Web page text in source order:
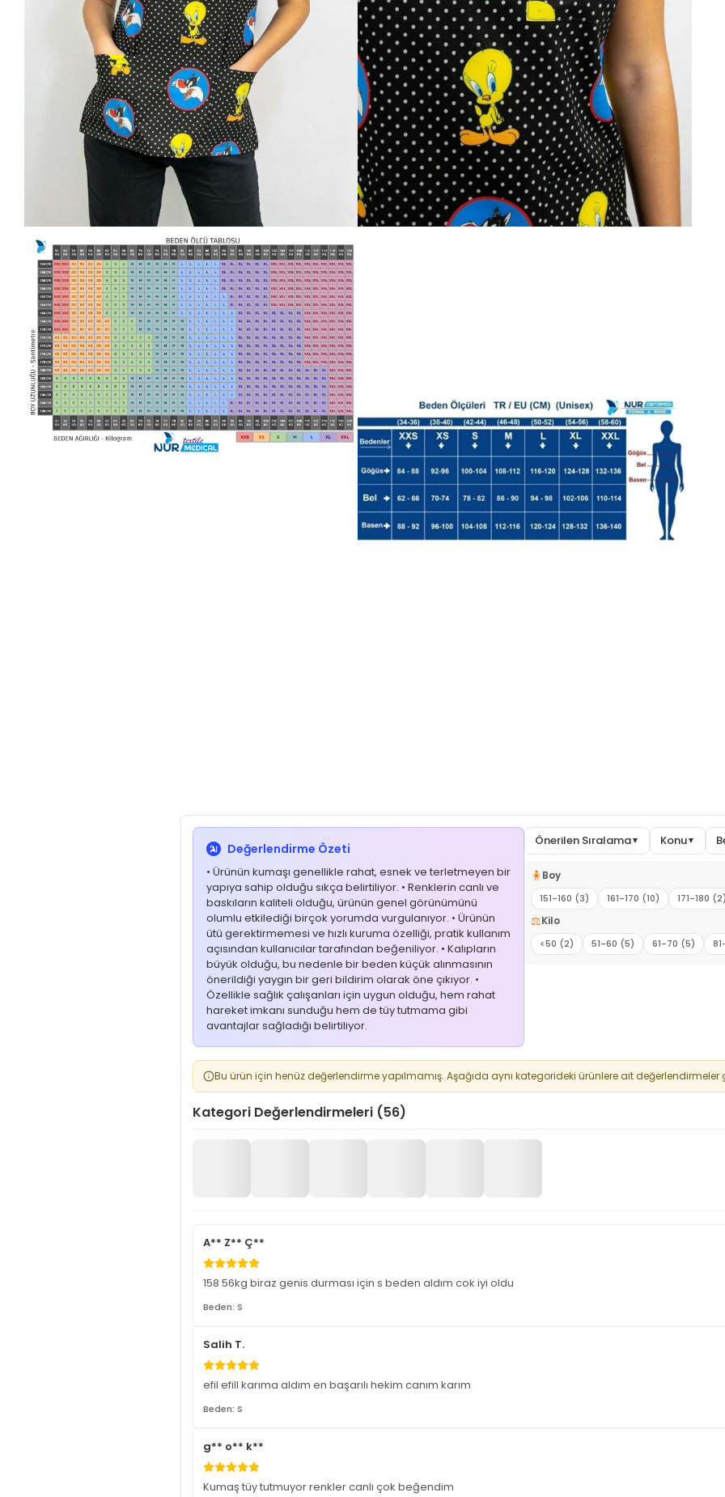
Değerlendirme Özeti
• Ürünün kumaşı genellikle rahat, esnek ve terletmeyen bir
yapıya sahip olduğu sıkça belirtiliyor. • Renklerin canlı ve
baskıların kaliteli olduğu, ürünün genel görünümünü
olumlu etkilediği birçok yorumda vurgulanıyor. • Ürünün
ütü gerektirmemesi ve hızlı kuruma özelliği, pratik kullanım
açısından kullanıcılar tarafından beğeniliyor. • Kalıpların
büyük olduğu, bu nedenle bir beden küçük alınmasının
önerildiği yaygın bir geri bildirim olarak öne çıkıyor. •
Özellikle sağlık çalışanları için uygun olduğu, hem rahat
hareket imkanı sunduğu hem de tüy tutmama gibi
avantajlar sağladığı belirtiliyor.
Önerilen Sıralama▼ Konu▼
🧍 Boy
151-160 (3)
161-170 (10) 171-180 (2)
⚖️Kilo
<50 (2)
51-60 (5) 61-70 (5)
Bu ürün için henüz değerlendirme yapılmamış. Aşağıda aynı kategorideki ürünlere ait değerlendirmeler
Kategori Değerlendirmeleri (56)
A** Z** Ç**
158 56kg biraz genis durması için s beden aldım cok iyi oldu
Beden: S
Salih T.
efil efill karıma aldım en başarılı hekim canım karım
Beden: S
g** o** k**
Kumaş tüy tutmuyor renkler canlı çok beğendim